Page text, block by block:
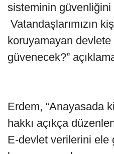
sisteminin
Vatandaşlarımızın
koruyamayan devlete
güvenecek?”
Erdem, “Anayasada
hakkı açıkça
E-devlet verilerini ele